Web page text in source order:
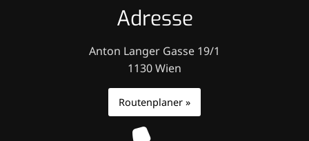
Adresse
Anton Langer Gasse 19/1
1130 Wien
Routenplaner »